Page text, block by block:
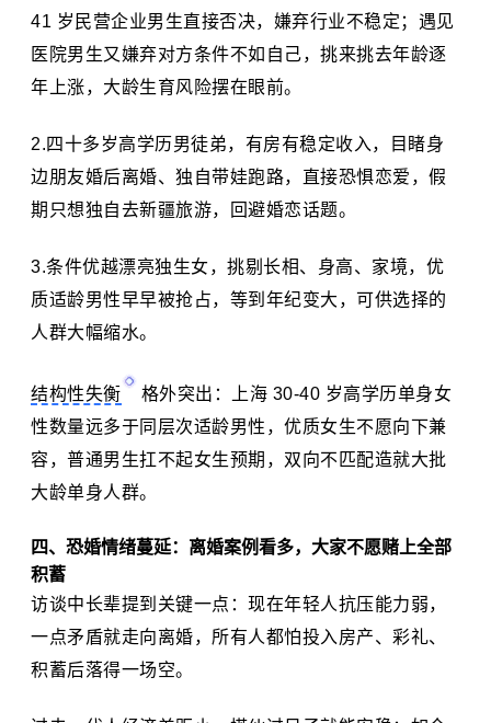
41 岁民营企业男生直接否决，嫌弃行业不稳定；遇见
医院男生又嫌弃对方条件不如自己，挑来挑去年龄逐
年上涨，大龄生育风险摆在眼前。
四十多岁高学历男徒弟，有房有稳定收入，目睹身
边朋友婚后离婚、独自带娃跑路，直接恐惧恋爱，假
期只想独自去新疆旅游，回避婚恋话题。
条件优越漂亮独生女，挑剔长相、身高、家境，优
质适龄男性早早被抢占，等到年纪变大，可供选择的
人群大幅缩水。
结构性失衡
格外突出：上海 30-40 岁高学历单身女
性数量远多于同层次适龄男性，优质女生不愿向下兼
容，普通男生扛不起女生预期，双向不匹配造就大批
大龄单身人群。
四、恐婚情绪蔓延：离婚案例看多，大家不愿赌上全部
积蓄
访谈中长辈提到关键一点：现在年轻人抗压能力弱，
一点矛盾就走向离婚，所有人都怕投入房产、彩礼、
积蓄后落得一场空。